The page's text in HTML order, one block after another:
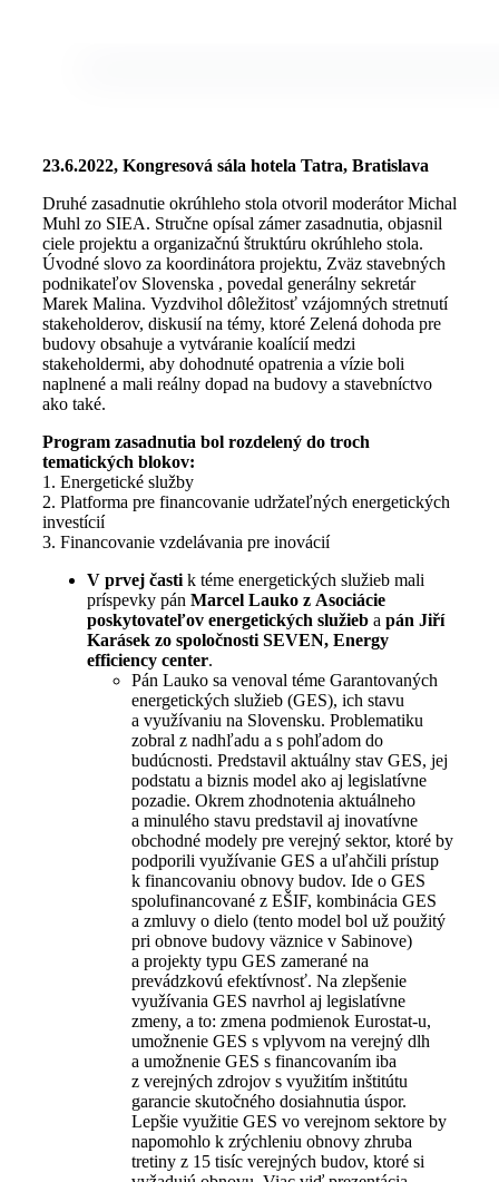
23.6.2022, Kongresová sála hotela Tatra, Bratislava
Druhé zasadnutie okrúhleho stola otvoril moderátor Michal
Muhl zo SIEA. Stručne opísal zámer zasadnutia, objasnil
ciele projektu a organizačnú štruktúru okrúhleho stola.
Úvodné slovo za koordinátora projektu, Zväz stavebných
podnikateľov Slovenska , povedal generálny sekretár
Marek Malina. Vyzdvihol dôležitosť vzájomných stretnutí
stakeholderov, diskusií na témy, ktoré Zelená dohoda pre
budovy obsahuje a vytváranie koalícií medzi
stakeholdermi, aby dohodnuté opatrenia a vízie boli
naplnené a mali reálny dopad na budovy a stavebníctvo
ako také.
Program zasadnutia bol rozdelený do troch
tematických blokov:
1. Energetické služby
2. Platforma pre financovanie udržateľných energetických
investícií
3. Financovanie vzdelávania pre inovácií
V prvej častik téme energetických služieb mali
príspevky pán Marcel Lauko z Asociácie
poskytovateľov energetických služieba pán Jiří
Karásek zo spoločnosti SEVEN, Energy
efficiency center.
Pán Lauko sa venoval téme Garantovaných
energetických služieb (GES), ich stavu
a využívaniu na Slovensku. Problematiku
zobral z nadhľadu a s pohľadom do
budúcnosti. Predstavil aktuálny stav GES, jej
podstatu a biznis model ako aj legislatívne
pozadie. Okrem zhodnotenia aktuálneho
a minulého stavu predstavil aj inovatívne
obchodné modely pre verejný sektor, ktoré by
podporili využívanie GES a uľahčili prístup
k financovaniu obnovy budov. Ide o GES
spolufinancované z EŠIF, kombinácia GES
a zmluvy o dielo (tento model bol už použitý
pri obnove budovy väznice v Sabinove)
a projekty typu GES zamerané na
prevádzkovú efektívnosť. Na zlepšenie
využívania GES navrhol aj legislatívne
zmeny, a to: zmena podmienok Eurostat-u,
umožnenie GES s vplyvom na verejný dlh
a umožnenie GES s financovaním iba
z verejných zdrojov s využitím inštitútu
garancie skutočného dosiahnutia úspor.
Lepšie využitie GES vo verejnom sektore by
napomohlo k zrýchleniu obnovy zhruba
tretiny z 15 tisíc verejných budov, ktoré si